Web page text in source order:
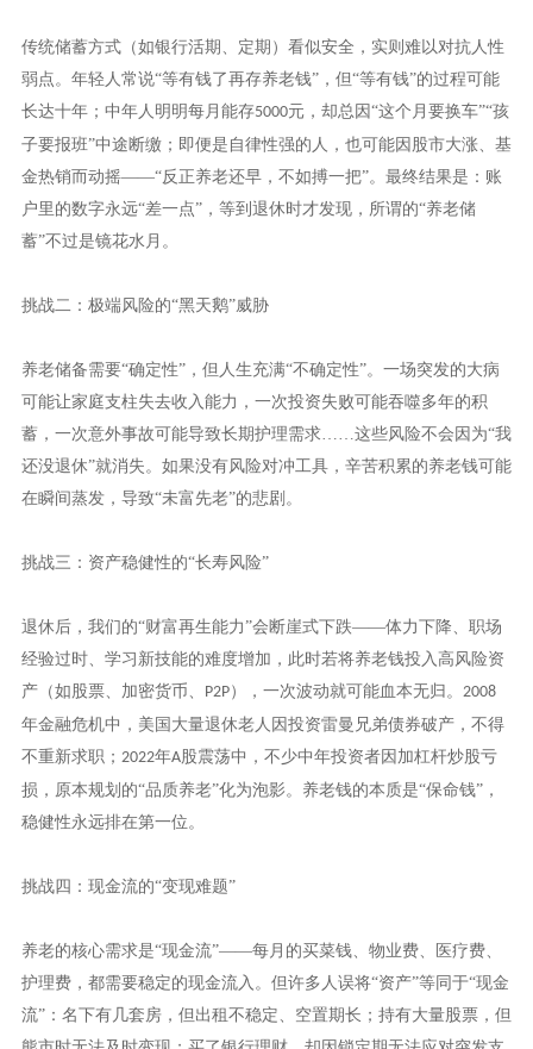
传统储蓄方式（如银行活期、定期）看似安全，实则难以对抗人性
弱点。年轻人常说“等有钱了再存养老钱”，但“等有钱”的过程可能
长达十年；中年人明明每月能存5000元，却总因“这个月要换车”“孩
子要报班”中途断缴；即便是自律性强的人，也可能因股市大涨、基
金热销而动摇——“反正养老还早，不如搏一把”。最终结果是：账
户里的数字永远“差一点”，等到退休时才发现，所谓的“养老储
蓄”不过是镜花水月。
挑战二：极端风险的“黑天鹅”威胁
养老储备需要“确定性”，但人生充满“不确定性”。一场突发的大病
可能让家庭支柱失去收入能力，一次投资失败可能吞噬多年的积
蓄，一次意外事故可能导致长期护理需求……这些风险不会因为“我
还没退休”就消失。如果没有风险对冲工具，辛苦积累的养老钱可能
在瞬间蒸发，导致“未富先老”的悲剧。
挑战三：资产稳健性的“长寿风险”
退休后，我们的“财富再生能力”会断崖式下跌——体力下降、职场
经验过时、学习新技能的难度增加，此时若将养老钱投入高风险资
产（如股票、加密货币、 P2P），一次波动就可能血本无归。 2008
年金融危机中，美国大量退休老人因投资雷曼兄弟债券破产，不得
不重新求职； 2022年A股震荡中，不少中年投资者因加杠杆炒股亏
损，原本规划的“品质养老”化为泡影。养老钱的本质是“保命钱”，
稳健性永远排在第一位。
挑战四：现金流的“变现难题”
养老的核心需求是“现金流”——每月的买菜钱、物业费、医疗费、
护理费，都需要稳定的现金流入。但许多人误将“资产”等同于“现金
流”：名下有几套房，但出租不稳定、空置期长；持有大量股票，但